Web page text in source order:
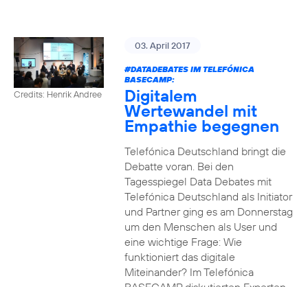
Credits: Henrik Andree
03. April 2017
#DATADEBATESIM TELEFÓNICA
BASECAMP:
Digitalem
Wertewandel mit
Empathie begegnen
Telefónica Deutschland bringt die
Debatte voran. Bei den
Tagesspiegel Data Debates mit
Telefónica Deutschland als Initiator
und Partner ging es am Donnerstag
um den Menschen als User und
eine wichtige Frage: Wie
funktioniert das digitale
Miteinander? Im Telefónica